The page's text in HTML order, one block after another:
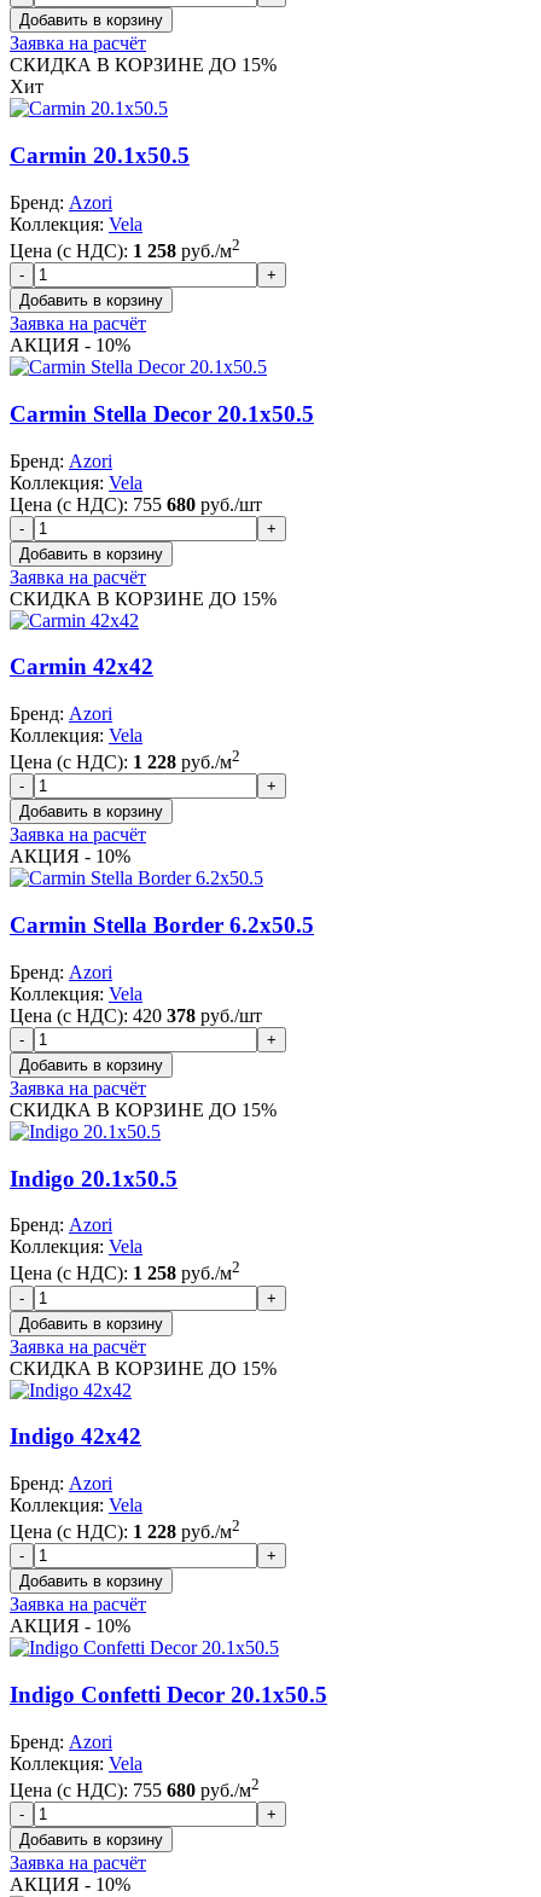
Заявка на расчёт
СКИДКА В КОРЗИНЕ ДО 15%
Хит
Carmin 20.1x50.5
Бренд: Azori
Коллекция: Vela
Цена (с НДС): 1 258 руб./м2
Заявка на расчёт
АКЦИЯ - 10%
Carmin Stella Decor 20.1x50.5
Бренд: Azori
Коллекция: Vela
Цена (с НДС): 755 680 руб./шт
Заявка на расчёт
СКИДКА В КОРЗИНЕ ДО 15%
Carmin 42x42
Бренд: Azori
Коллекция: Vela
Цена (с НДС): 1 228 руб./м2
Заявка на расчёт
АКЦИЯ - 10%
Carmin Stella Border 6.2x50.5
Бренд: Azori
Коллекция: Vela
Цена (с НДС): 420 378 руб./шт
Заявка на расчёт
СКИДКА В КОРЗИНЕ ДО 15%
Indigo 20.1x50.5
Бренд: Azori
Коллекция: Vela
Цена (с НДС): 1 258 руб./м2
Заявка на расчёт
СКИДКА В КОРЗИНЕ ДО 15%
Indigo 42x42
Бренд: Azori
Коллекция: Vela
Цена (с НДС): 1 228 руб./м2
Заявка на расчёт
АКЦИЯ - 10%
Indigo Confetti Decor 20.1x50.5
Бренд: Azori
Коллекция: Vela
Цена (с НДС): 755 680 руб./м2
Заявка на расчёт
АКЦИЯ - 10%